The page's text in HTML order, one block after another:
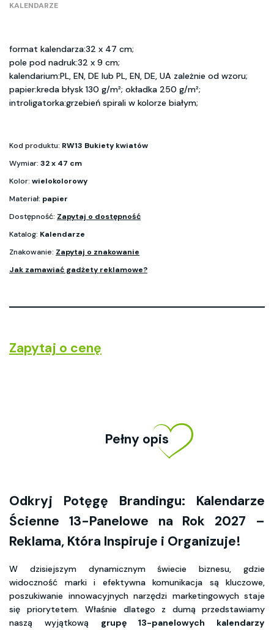
KALENDARZE
format kalendarza:32 x 47 cm;
pole pod nadruk:32 x 9 cm;
kalendarium:PL, EN, DE lub PL, EN, DE, UA zależnie od wzoru;
papier:kreda błysk 130 g/m²; okładka 250 g/m²;
introligatorka:grzebień spirali w kolorze białym;
Kod produktu: RW13 Bukiety kwiatów
Wymiar: 32 x 47 cm
Kolor: wielokolorowy
Materiał: papier
Dostępność: Zapytaj o dostępność
Katalog: Kalendarze
Znakowanie: Zapytaj o znakowanie
Jak zamawiać gadżety reklamowe?
Zapytaj o cenę
Pełny opis
Odkryj Potęgę Brandingu: Kalendarze
Ścienne 13-Panelowe na Rok 2027 –
Reklama, Która Inspiruje i Organizuje!
W dzisiejszym dynamicznym świecie biznesu, gdzie
widoczność marki i efektywna komunikacja są kluczowe,
poszukiwanie innowacyjnych narzędzi marketingowych staje
się priorytetem. Właśnie dlatego z dumą przedstawiamy
naszą wyjątkową grupę 13-panelowych kalendarzy